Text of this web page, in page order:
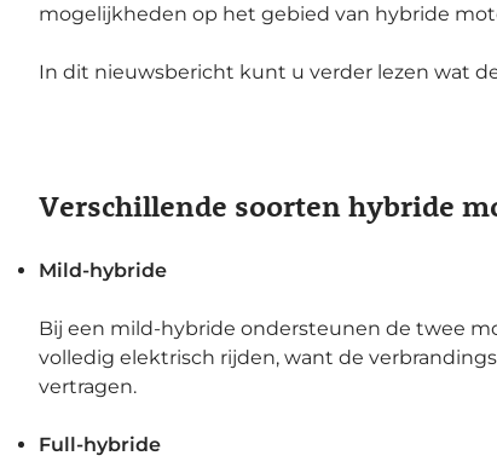
mogelijkheden op het gebied van hybride
In dit nieuwsbericht kunt u verder lezen wat
Verschillende soorten hybride
Mild-hybride
Bij een mild-hybride ondersteunen de twee
volledig elektrisch rijden, want de
vertragen.
Full-hybride